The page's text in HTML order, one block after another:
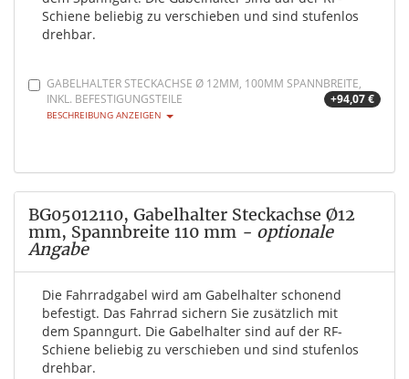
Schiene beliebig zu verschieben und sind stufenlos
drehbar.
GABELHALTER STECKACHSE Ø 12MM, 100MM SPANNBREITE,
INKL. BEFESTIGUNGSTEILE
+94,07 €
BESCHREIBUNG ANZEIGEN
BG05012110, Gabelhalter Steckachse Ø12
mm, Spannbreite 110 mm - optionale
Angabe
Die Fahrradgabel wird am Gabelhalter schonend
befestigt. Das Fahrrad sichern Sie zusätzlich mit
dem Spanngurt. Die Gabelhalter sind auf der RF-
Schiene beliebig zu verschieben und sind stufenlos
drehbar.